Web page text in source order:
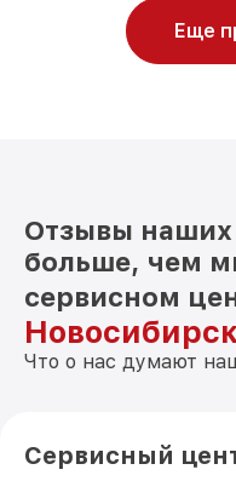
Еще
Отзывы наших
больше, чем
сервисном
Что о нас думают
Сервисный